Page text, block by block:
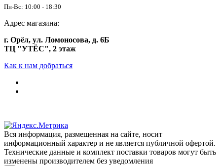
Пн-Вс: 10:00 - 18:30
Адрес магазина:
г. Орёл, ул. Ломоносова, д. 6Б
ТЦ "УТЁС", 2 этаж
Как к нам добраться
Вся информация, размещенная на сайте, носит
информационный характер и не является публичной офертой.
Технические данные и комплект поставки товаров могут быть
изменены производителем без уведомления